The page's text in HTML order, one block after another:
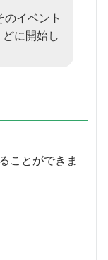
イベント
に開始し
ことができま